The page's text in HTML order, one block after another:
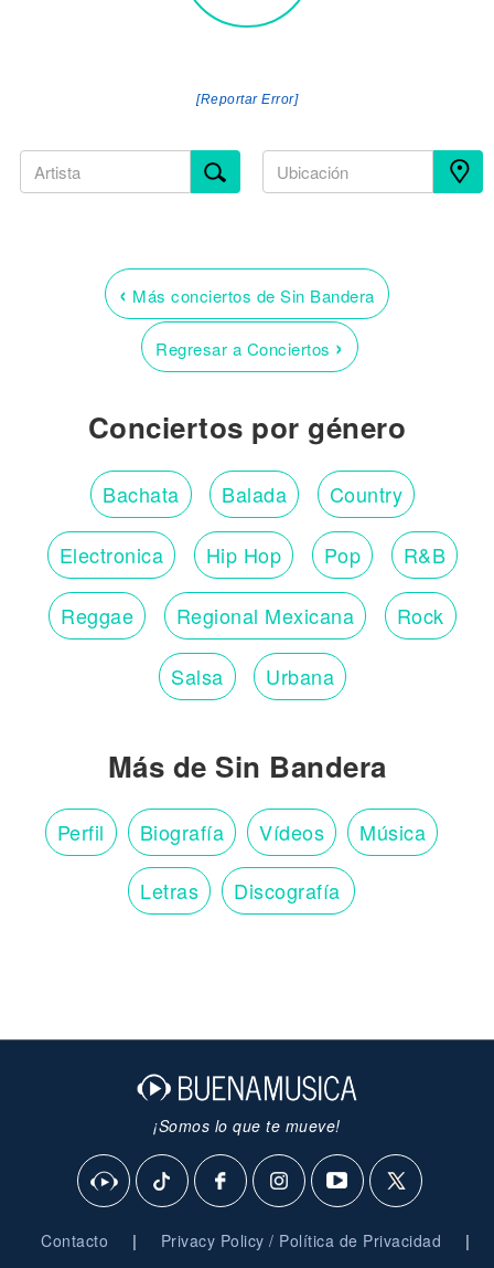
[Reportar Error]
‹ Más conciertos de Sin Bandera
Regresar a Conciertos ›
Conciertos por género
Bachata Balada Country
Electronica Hip Hop Pop R&B
Reggae Regional Mexicana Rock
Salsa Urbana
Más de Sin Bandera
Perfil Biografía Vídeos Música
Letras Discografía
¡Somos lo que te mueve!
Contacto | Privacy Policy / Política de Privacidad |